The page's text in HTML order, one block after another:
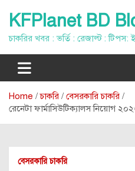
content
KFPlanet BD
চাকরির খবর : ভর্তি : রেজাল্ট : টিপস:
Home চাকরি
বেসরকারি চাকরি
রেনেটা ফার্মাসিউটিক্যালস নিয়োগ
বেসরকারি চাকরি